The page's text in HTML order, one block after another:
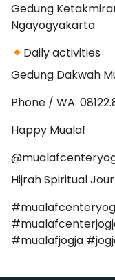
Gedung
Ngayogyakarta
Daily activities
Gedung Dakwah
Phone / WA:
Happy Mualaf
Hijrah Spiritual
#mualafjogja